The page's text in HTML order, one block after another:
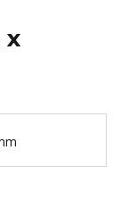
x